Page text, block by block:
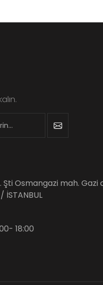
Şti Osmangazi mah. Gazi
İSTANBUL
18:00